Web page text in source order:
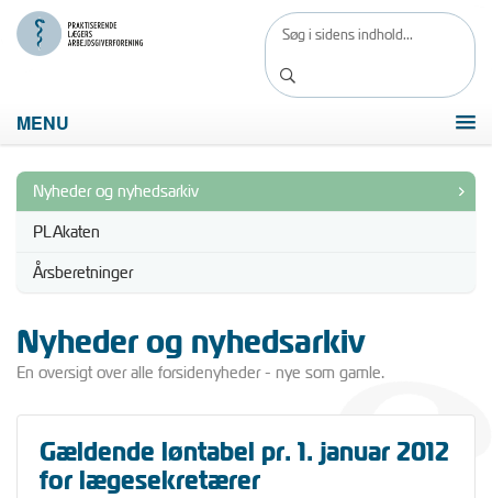
MENU
Nyheder og nyhedsarkiv
PLAkaten
Årsberetninger
Nyheder og nyhedsarkiv
En oversigt over alle forsidenyheder - nye som gamle.
Gældende løntabel pr. 1. januar 2012
for lægesekretærer